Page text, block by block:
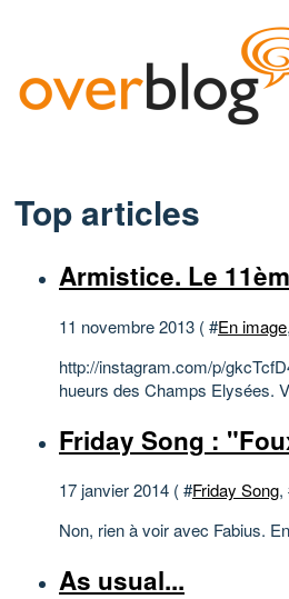
Top articles
Armistice. Le
11 novembre 2013 ( #En image
http://instagram.com/p/
hueurs des Champs Elysées.
Friday Song :
17 janvier 2014 ( #Friday Song,
Non, rien à voir avec Fabius.
As usual...